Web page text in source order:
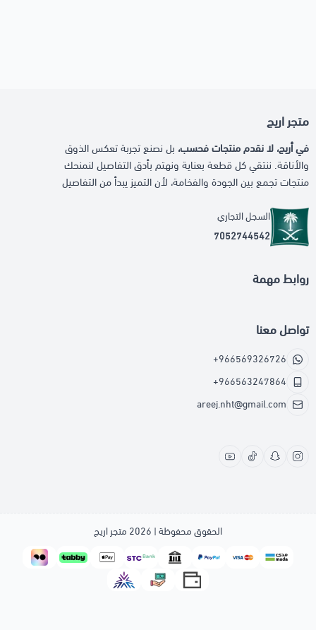
متجر اريج
في أريج، لا نقدم منتجات فحسب، بل نصنع تجربة تعكس الذوق
والأناقة. ننتقي كل قطعة بعناية ونهتم بأدق التفاصيل لنمنحك
منتجات تجمع بين الجودة والفخامة، لأن التميز يبدأ من التفاصيل
السجل التجاري
7052744542
روابط مهمة
تواصل معنا
+966569326726
+966563247864
areej.nht@gmail.com
الحقوق محفوظة | 2026 متجر اريج